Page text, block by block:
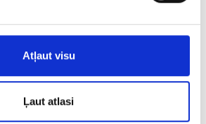
Atļaut visu
Ļaut atlasi